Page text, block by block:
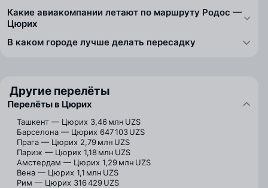
Какие авиакомпании летают по маршруту Родос —
Цюрих
В каком городе лучше делать пересадку
Другие перелёты
Перелёты в Цюрих
Ташкент — Цюрих 3,46 млн UZS
Барселона — Цюрих 647 103 UZS
Прага — Цюрих 2,79 млн UZS
Париж — Цюрих 1,18 млн UZS
Амстердам — Цюрих 1,29 млн UZS
Вена — Цюрих 1,1 млн UZS
Рим — Цюрих 316 429 UZS